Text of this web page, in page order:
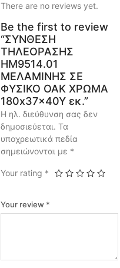
There are no reviews yet.
Be the first to review
“ΣΥΝΘΕΣΗ
ΤΗΛΕΟΡΑΣΗΣ
HM9514.01
ΜΕΛΑΜΙΝΗΣ ΣΕ
ΦΥΣΙΚΟ OAK ΧΡΩΜΑ
180x37x40Y εκ.”
Η ηλ. διεύθυνση σας δεν
δημοσιεύεται. Τα
υποχρεωτικά πεδία
σημειώνονται με *
Your rating *
Your review *